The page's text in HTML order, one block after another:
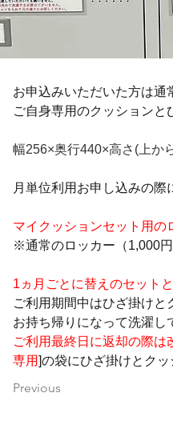
お申込みいただいた方は通
ご自身専用のクッションと
幅256×奥行440×高さ(上か
月単位利用お申し込みの際
マイクッションセット用の
※通常のロッカー（1,000
1ヵ月ごとに替えのセット
ご利用期間中はひざ掛けと
お持ち帰りになって洗濯し
ご利用最終日に返却の際は
専用]の袋にひざ掛けとクッ
Previous